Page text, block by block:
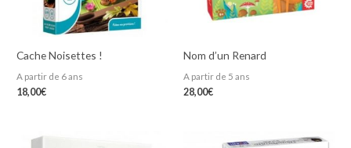
Cache Noisettes !
A partir de 6 ans
18,00€
Nom d’un Renard
A partir de 5 ans
28,00€